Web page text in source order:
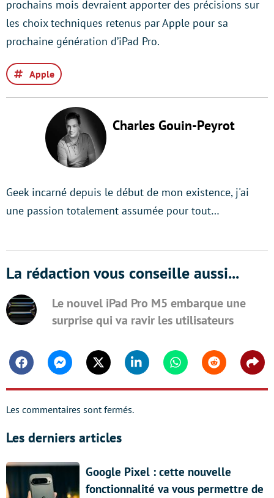
prochains mois devraient apporter des précisions sur
les choix techniques retenus par Apple pour sa
prochaine génération d’iPad Pro.
Apple
Charles Gouin-Peyrot
Geek incarné depuis le début de mon existence, j'ai
une passion totalement assumée pour tout…
La rédaction vous conseille aussi...
Le nouvel iPad Pro M5 embarque une
surprise qui va ravir les utilisateurs
FacebookMessengerTwitter Linkedin WhatsappReddit
Les commentaires sont fermés.
Les derniers articles
Google Pixel : cette nouvelle
fonctionnalité va vous permettre de